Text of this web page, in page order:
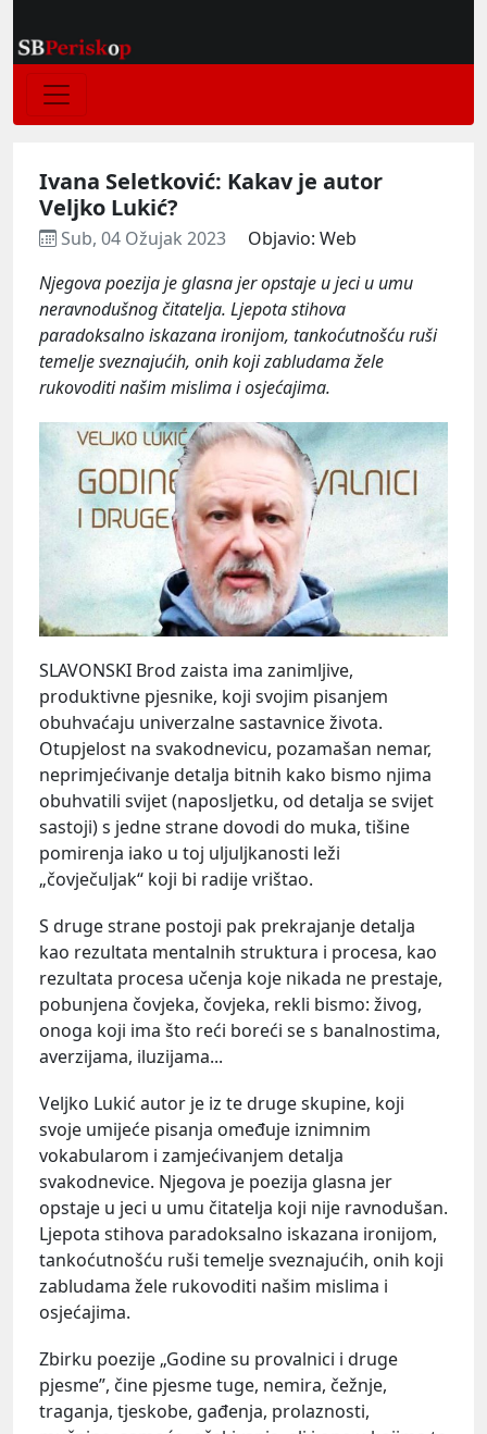
Ivana Seletković: Kakav je autor
Veljko Lukić?
Sub, 04 Ožujak 2023
Objavio: Web
Njegova poezija je glasna jer opstaje u jeci u umu
neravnodušnog čitatelja. Ljepota stihova
paradoksalno iskazana ironijom, tankoćutnošću ruši
temelje sveznajućih, onih koji zabludama žele
rukovoditi našim mislima i osjećajima.
SLAVONSKI Brod zaista ima zanimljive,
produktivne pjesnike, koji svojim pisanjem
obuhvaćaju univerzalne sastavnice života.
Otupjelost na svakodnevicu, pozamašan nemar,
neprimjećivanje detalja bitnih kako bismo njima
obuhvatili svijet (naposljetku, od detalja se svijet
sastoji) s jedne strane dovodi do muka, tišine
pomirenja iako u toj uljuljkanosti leži
„čovječuljak“ koji bi radije vrištao.
S druge strane postoji pak prekrajanje detalja
kao rezultata mentalnih struktura i procesa, kao
rezultata procesa učenja koje nikada ne prestaje,
pobunjena čovjeka, čovjeka, rekli bismo: živog,
onoga koji ima što reći boreći se s banalnostima,
averzijama, iluzijama...
Veljko Lukić autor je iz te druge skupine, koji
svoje umijeće pisanja omeđuje iznimnim
vokabularom i zamjećivanjem detalja
svakodnevice. Njegova je poezija glasna jer
opstaje u jeci u umu čitatelja koji nije ravnodušan.
Ljepota stihova paradoksalno iskazana ironijom,
tankoćutnošću ruši temelje sveznajućih, onih koji
zabludama žele rukovoditi našim mislima i
osjećajima.
Zbirku poezije „Godine su provalnici i druge
pjesme”, čine pjesme tuge, nemira, čežnje,
traganja, tjeskobe, gađenja, prolaznosti,